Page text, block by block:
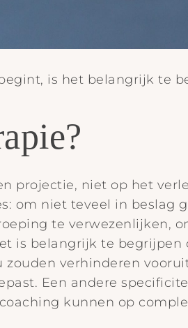
is het belangrijk te
projectie, niet op het
om niet teveel in beslag
te verwezenlijken,
is belangrijk te
verhinderen
Een andere
kunnen op